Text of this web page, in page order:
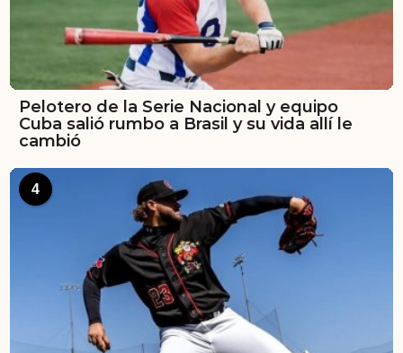
Pelotero de la Serie Nacional y equipo
Cuba salió rumbo a Brasil y su vida allí le
cambió
4